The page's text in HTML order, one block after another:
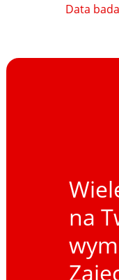
Data
na